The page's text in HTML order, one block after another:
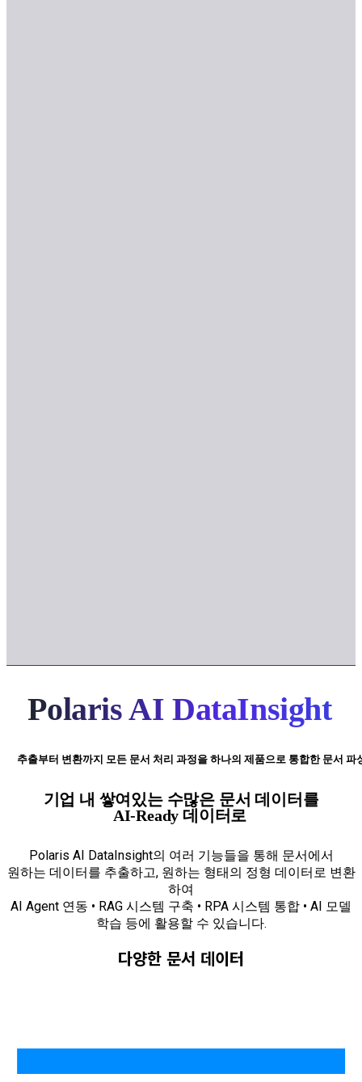
Polaris AI DataInsight
추출부터 변환까지 모든 문서 처리 과정을 하나의 제품으로 통합한 문서 파
기업 내 쌓여있는 수많은 문서 데이터를
AI-Ready 데이터로
Polaris AI DataInsight의 여러 기능들을 통해 문서에서
원하는 데이터를 추출하고, 원하는 형태의 정형 데이터로 변환
하여
AI Agent 연동 • RAG 시스템 구축 • RPA 시스템 통합 • AI 모델
학습 등에 활용할 수 있습니다.
다양한 문서 데이터